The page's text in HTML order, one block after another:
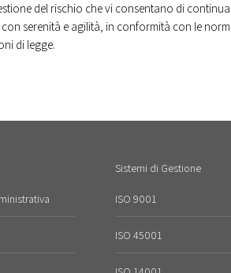
del rischio che vi consentano di
serenità e agilità, in conformità con le
di legge.
Sistemi di Gestione
ISO 9001
ISO 45001